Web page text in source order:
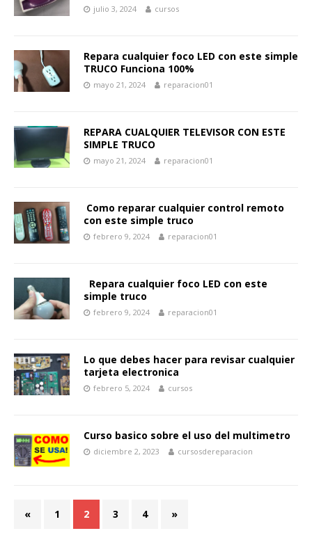
julio 3, 2024 cursos
Repara cualquier foco LED con este simple
TRUCO Funciona 100%
mayo 21, 2024 reparacion01
REPARA CUALQUIER TELEVISOR CON ESTE
SIMPLE TRUCO
mayo 21, 2024 reparacion01
Como reparar cualquier control remoto
con este simple truco
febrero 9, 2024 reparacion01
Repara cualquier foco LED con este
simple truco
febrero 9, 2024 reparacion01
Lo que debes hacer para revisar cualquier
tarjeta electronica
febrero 5, 2024 cursos
Curso basico sobre el uso del multimetro
diciembre 2, 2023 cursosdereparacion
« 1 2 3 4 »